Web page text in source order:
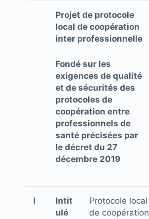
Projet de protocole
local de coopération
inter professionnelle
Fondé sur les
exigences de qualité
et de sécurités des
protocoles de
coopération entre
professionnels de
santé précisées par
le décret du 27
décembre 2019
I
Intit
ulé
Protocole local
de coopération